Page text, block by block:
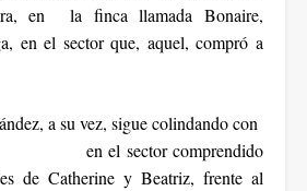
en la finca llamada Bonaire,
en el sector que, aquel, compró a
a su vez, sigue colindando con
en el sector comprendido
de Catherine y Beatriz, frente al